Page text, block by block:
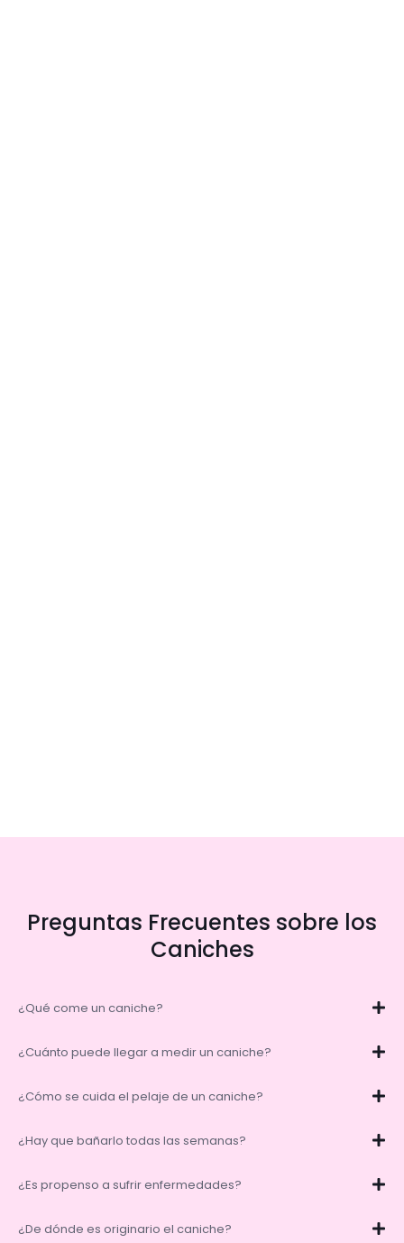
Preguntas Frecuentes sobre los
Caniches
¿Qué come un caniche?
¿Cuánto puede llegar a medir un caniche?
¿Cómo se cuida el pelaje de un caniche?
¿Hay que bañarlo todas las semanas?
¿Es propenso a sufrir enfermedades?
¿De dónde es originario el caniche?